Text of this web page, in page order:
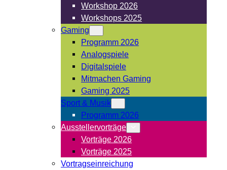
Workshop 2026
Workshops 2025
Gaming
Programm 2026
Analogspiele
Digitalspiele
Mitmachen Gaming
Gaming 2025
Sport & Musik
Programm 2026
Ausstellervorträge
Vorträge 2026
Vorträge 2025
Vortragseinreichung